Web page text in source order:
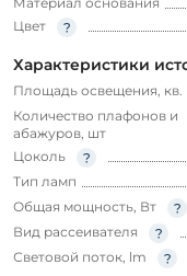
Цвет
Характеристики
Площадь освещения, кв.
Количество плафонов и
абажуров, шт
Цоколь
Тип ламп
Общая мощность, Вт
Вид рассеивателя
Световой поток, lm